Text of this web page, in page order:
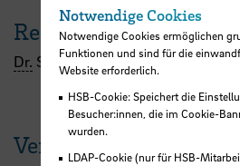
Referent:in
Dr. Susanne Frölich-Steffen
Veranstaltungen der
Notwendige Cookies
Notwendige Cookies ermöglichen
Funktionen und sind für die
Website erforderlich.
HSB-Cookie: Speichert die
Besucher:innen, die im Cookie-
wurden.
LDAP-Cookie (nur für HSB-